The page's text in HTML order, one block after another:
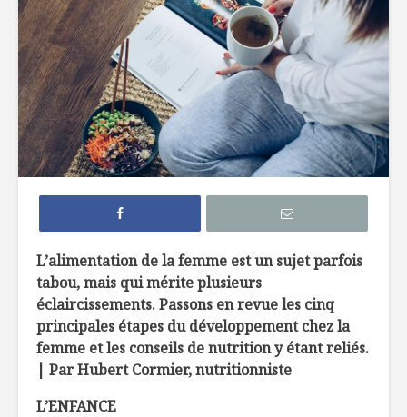
L’alimentation de la femme est un sujet parfois
tabou, mais qui mérite plusieurs
éclaircissements. Passons en revue les cinq
principales étapes du développement chez la
femme et les conseils de nutrition y étant reliés.
| Par Hubert Cormier, nutritionniste
L’ENFANCE
Efficaces, les
remèdes de grand-
mère?
La créatine, poudre
miracle ?
le sucre
ses
À